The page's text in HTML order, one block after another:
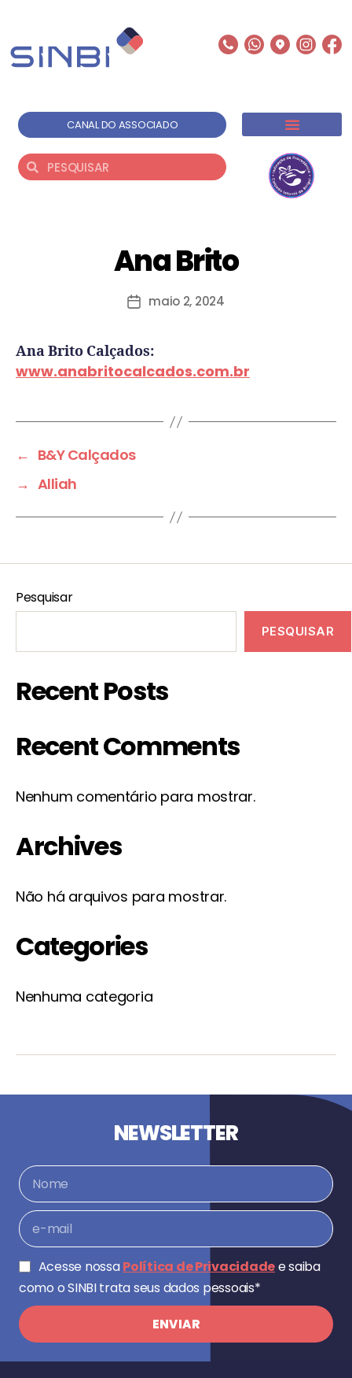
CANAL DO ASSOCIADO
Ana Brito
maio 2, 2024
Ana Brito Calçados:
www.anabritocalcados.com.br
← B&Y Calçados
→ Alliah
Pesquisar
PESQUISAR
Recent Posts
Recent Comments
Nenhum comentário para mostrar.
Archives
Não há arquivos para mostrar.
Categories
Nenhuma categoria
NEWSLETTER
Acesse nossaPolítica de Privacidadee saiba
como o SINBI trata seus dados pessoais*
ENVIAR